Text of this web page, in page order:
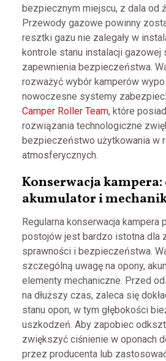
bezpiecznym miejscu, z dala od
Przewody gazowe powinny
resztki gazu nie zalegały w
kontrole stanu instalacji gazowej
zapewnienia bezpieczeństwa.
rozważyć wybór kamperów
nowoczesne systemy
Camper Roller Team, które
rozwiązania technologiczne
bezpieczeństwo użytkowania w
atmosferycznych.
Konserwacja kampera:
akumulator i
Regularna konserwacja kampera
postojów jest bardzo istotna dla
sprawności i bezpieczeństwa.
szczególną uwagę na opony,
elementy mechaniczne. Przed
na dłuższy czas, zaleca się
stanu opon, w tym głębokości
uszkodzeń. Aby zapobiec
zwiększyć ciśnienie w oponach
przez producenta lub